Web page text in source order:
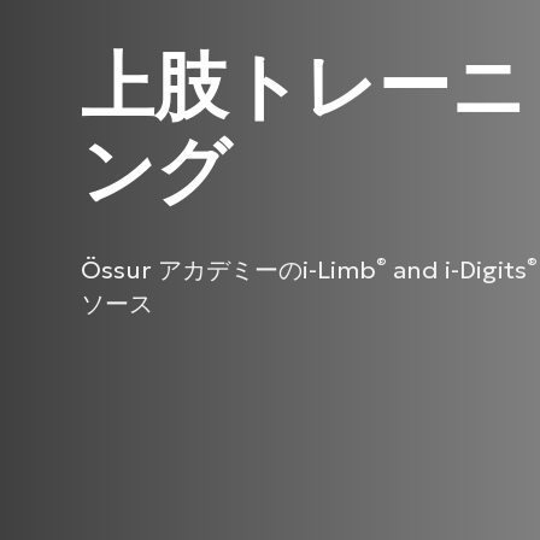
上肢トレーニ
ング
Össur アカデミーのi-Limb® and i-Digits®
ソース